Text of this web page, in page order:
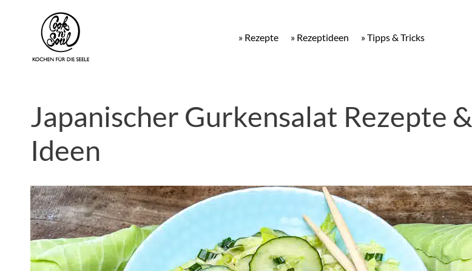
» Tipps & Tricks
» Rezeptideen
» Rezepte
Japanischer Gurkensalat Rezepte &
Ideen